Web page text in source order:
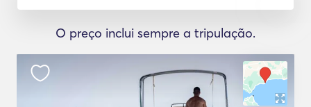
O preço inclui sempre a tripulação.